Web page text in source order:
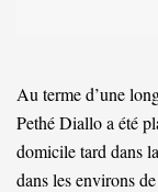
Au terme d’une
Pethé Diallo a été
domicile tard dans
dans les environs